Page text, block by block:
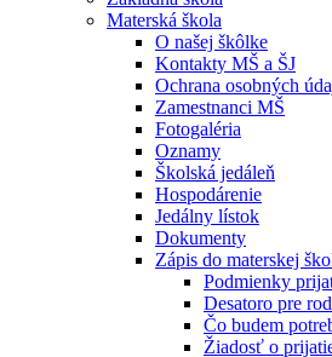
Materská škola
O našej škôlke
Kontakty MŠ a ŠJ
Ochrana osobných
Zamestnanci MŠ
Fotogaléria
Oznamy
Školská jedáleň
Hospodárenie
Jedálny lístok
Dokumenty
Zápis do materskej
Podmienky
Desatoro pre
Čo budem
Žiadosť o